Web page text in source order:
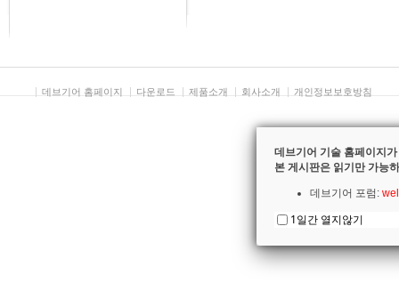
데브기어 홈페이지 다운로드 제품소개 회사소개 개인정보보호방침
데브기어 기술 홈페이지
본 게시판은 읽기만 가능
데브기어 포럼:
1일간 열지않기